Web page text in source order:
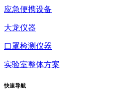
应急便携设备
大龙仪器
口罩检测仪器
实验室整体方案
快速导航